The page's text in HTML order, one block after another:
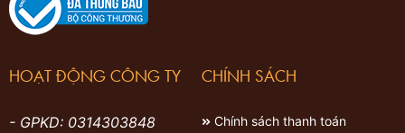
HOẠT ĐỘNG CÔNG TY
- GPKD: 0314303848
CHÍNH SÁCH
Chính sách thanh toán